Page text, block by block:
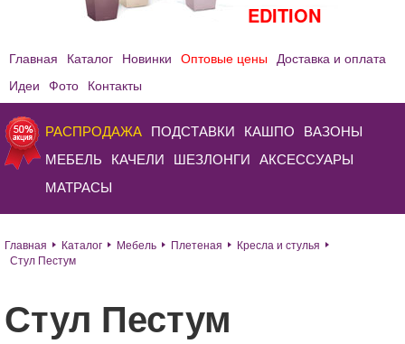
EDITION
Главная Каталог Новинки Оптовые цены Доставка и оплата
Идеи Фото Контакты
РАСПРОДАЖА ПОДСТАВКИ КАШПО ВАЗОНЫ
МЕБЕЛЬ КАЧЕЛИ ШЕЗЛОНГИ АКСЕССУАРЫ
МАТРАСЫ
Главная Каталог Мебель Плетеная
Кресла и стулья
Стул Пестум
Стул Пестум